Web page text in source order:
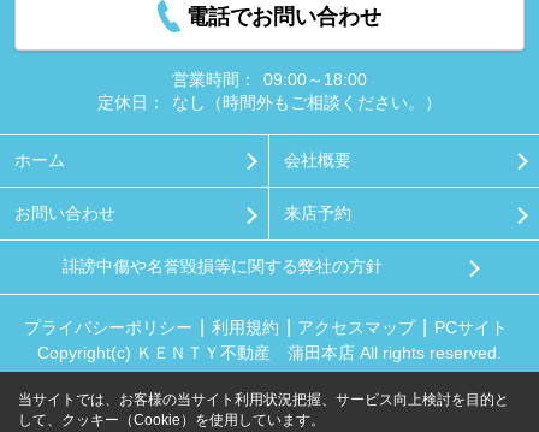
電話でお問い合わせ
営業時間：
09:00～18:00
定休日：
なし（時間外もご相談ください。）
ホーム 会社概要
お問い合わせ 来店予約
誹謗中傷や名誉毀損等に関する弊社の方針
プライバシーポリシー 利用規約 アクセスマップ
PCサイト
Copyright(c) ＫＥＮＴＹ不動産 蒲田本店 All rights reserved.
当サイトでは、お客様の当サイト利用状況把握、サービス向上検討を目的と
して、クッキー（Cookie）を使用しています。